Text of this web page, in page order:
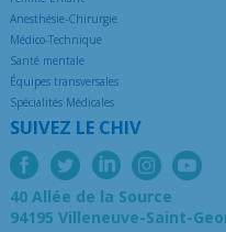
Anesthésie-Chirurgie
Médico-Technique
Santé mentale
Équipes transversales
Spécialités Médicales
SUIVEZ LE CHIV
40 Allée de la Source
94195 Villeneuve-Saint-